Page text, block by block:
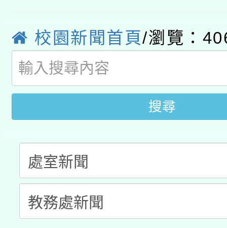
業技術研究院辦理「
用水績優單位及節水達
115年8月22日(星期六
桃園市孔廟祈福系列
開 智慧啟航」
2026年桃園地景藝術
校園新聞首頁/瀏覽：
搜尋